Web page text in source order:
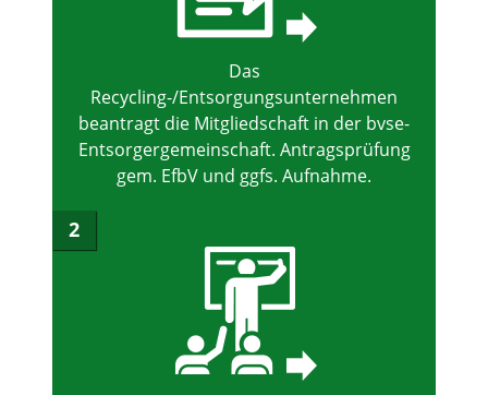
Das
Recycling-/Entsorgungsunternehmen
beantragt die Mitgliedschaft in der bvse-
Entsorgergemeinschaft. Antragsprüfung
gem. EfbV und ggfs. Aufnahme.
2